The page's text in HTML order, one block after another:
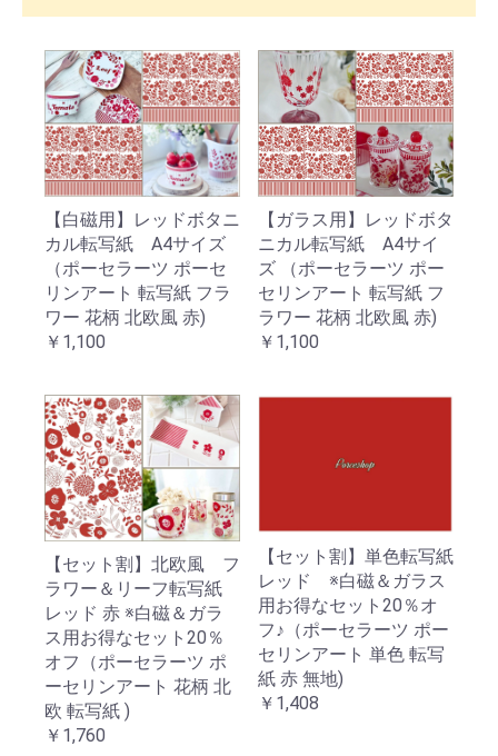
【白磁用】レッドボタニ
カル転写紙 A4サイズ
（ポーセラーツ ポーセ
リンアート 転写紙 フラ
ワー 花柄 北欧風 赤)
￥1,100
【ガラス用】レッドボタ
ニカル転写紙 A4サイ
ズ （ポーセラーツ ポー
セリンアート 転写紙 フ
ラワー 花柄 北欧風 赤)
￥1,100
【セット割】北欧風 フ
ラワー＆リーフ転写紙
レッド 赤 ※白磁＆ガラ
ス用お得なセット20％
オフ（ポーセラーツ ポ
ーセリンアート 花柄 北
欧 転写紙 )
￥1,760
【セット割】単色転写紙
レッド ※白磁＆ガラス
用お得なセット20％オ
フ♪（ポーセラーツ ポー
セリンアート 単色 転写
紙 赤 無地)
￥1,408